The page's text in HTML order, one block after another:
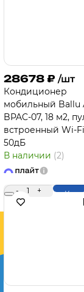
28678 ₽ /шт
Кондиционер
мобильный Ballu
BPAC-07, 18 м2,
встроенный Wi-
50дБ
В наличии (2)
- 1 +